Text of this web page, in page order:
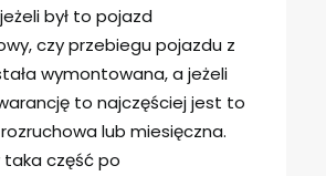
był to pojazd
czy przebiegu pojazdu z
wymontowana, a jeżeli
to najczęściej jest to
lub miesięczna.
część po